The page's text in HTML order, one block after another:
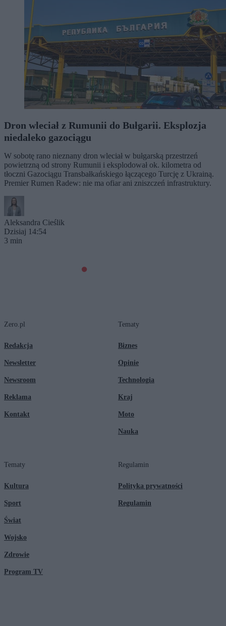
Dron wleciał z Rumunii do Bułgarii. Eksplozja
niedaleko gazociągu
W sobotę rano nieznany dron wleciał w bułgarską przestrzeń
powietrzną od strony Rumunii i eksplodował ok. kilometra od
tłoczni Gazociągu Transbałkańskiego łączącego Turcję z Ukrainą.
Premier Rumen Radew: nie ma ofiar ani zniszczeń infrastruktury.
Aleksandra Cieślik
Dzisiaj 14:54
3 min
Zero.pl
Redakcja
Newsletter
Newsroom
Reklama
Kontakt
Tematy
Biznes
Opinie
Technologia
Kraj
Moto
Nauka
Tematy
Kultura
Sport
Świat
Wojsko
Zdrowie
Program TV
Regulamin
Polityka prywatności
Regulamin